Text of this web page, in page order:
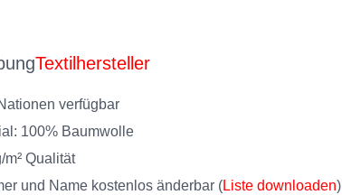
Textilhersteller
verfügbar
100% Baumwolle
m² Qualität
und Name kostenlos änderbar (Liste downloaden)